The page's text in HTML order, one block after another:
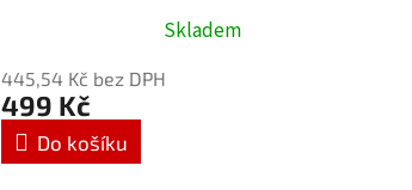
Skladem
445,54 Kč bez DPH
499 Kč
Do košíku